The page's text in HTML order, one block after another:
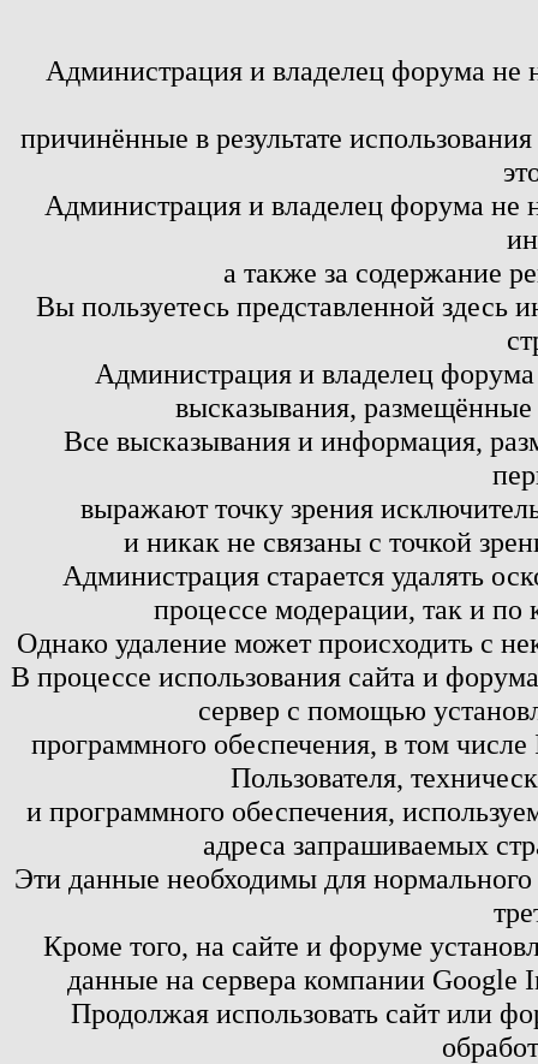
Администрация и владелец форума не
причинённые в результате
Администрация и владелец форума не
а также за содержание
Вы пользуетесь представленной здесь
Администрация и владелец
высказывания,
Все высказывания и информация,
выражают точку зрения
и никак не связаны с точкой
Администрация старается удалять
процессе модерации, так и по
Однако удаление может происходить с
В процессе использования сайта и
сервер с помощью
программного обеспечения, в том
Пользователя,
и программного обеспечения,
адреса запрашиваемых
Эти данные необходимы для
Кроме того, на сайте и форуме
данные на сервера компании
Продолжая использовать сайт или